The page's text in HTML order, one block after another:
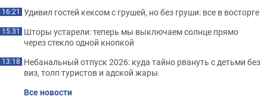
16:21 Удивил гостей кексом с грушей, но без груши: все в восторге
15:31 Шторы устарели: теперь мы выключаем солнце прямо
через стекло одной кнопкой
13:18 Небанальный отпуск 2026: куда тайно рвануть с детьми без
виз, толп туристов и адской жары
Все новости